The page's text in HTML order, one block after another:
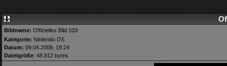
Bildname: Offizielles Bild 103
Kategorie: Nintendo DS
Datum: 09.04.2009, 19:24
Dateigröße: 48.812 bytes